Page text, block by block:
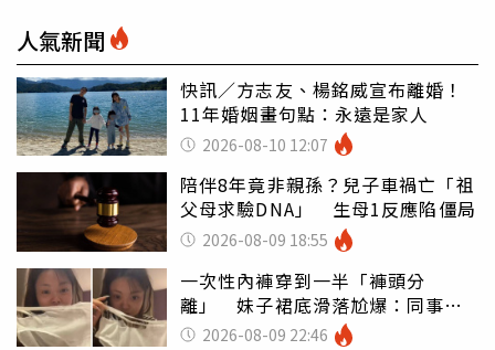
人氣新聞
快訊／方志友、楊銘威宣布離婚！
11年婚姻畫句點：永遠是家人
2026-08-10 12:07
陪伴8年竟非親孫？兒子車禍亡「祖
父母求驗DNA」 生母1反應陷僵局
2026-08-09 18:55
一次性內褲穿到一半「褲頭分
離」 妹子裙底滑落尬爆：同事全
看光2026-08-09 22:46